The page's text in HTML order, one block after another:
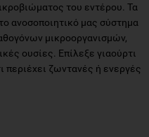
του εντέρου. Τα
ανοσοποιητικό μας σύστημα
μικροοργανισμών,
ουσίες. Επίλεξε γιαούρτι
περιέχει ζωντανές ή ενεργές